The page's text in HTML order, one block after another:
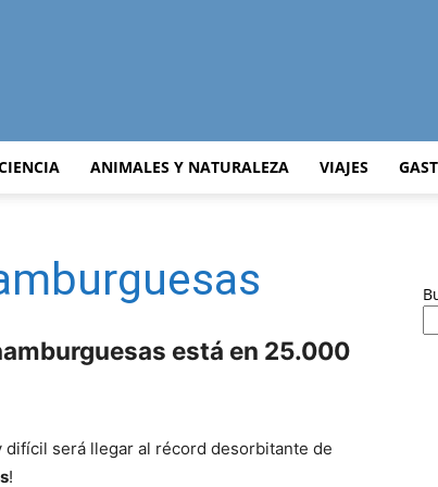
Curiosidades
Curiosas
ANIMALES Y NATURALEZA VIAJES
está en 25.000
difícil será llegar al récord desorbitante de
!